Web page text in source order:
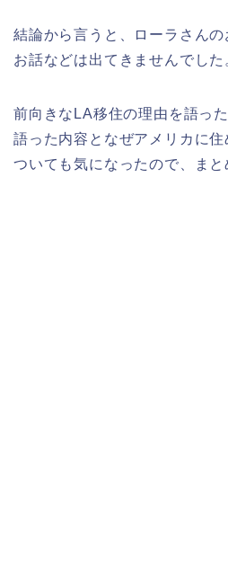
結論から言うと、ローラさん
お話などは出てきませんでした
前向きなLA移住の理由を語っ
語った内容となぜアメリカに
ついても気になったので、まと